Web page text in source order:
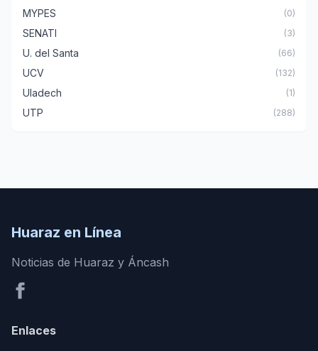
MYPES (0)
SENATI (3)
U. del Santa (66)
UCV (132)
Uladech (1)
UTP (288)
Huaraz en Línea
Noticias de Huaraz y Áncash
Enlaces